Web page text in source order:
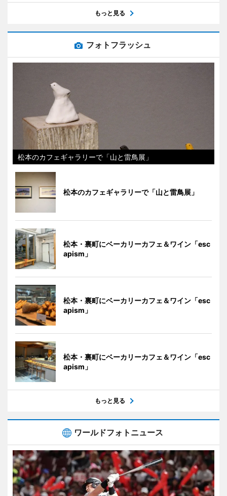
もっと見る
フォトフラッシュ
松本のカフェギャラリーで「山と雷鳥展」
松本のカフェギャラリーで「山と雷鳥展」
松本・裏町にベーカリーカフェ＆ワイン「esc
apism」
松本・裏町にベーカリーカフェ＆ワイン「esc
apism」
松本・裏町にベーカリーカフェ＆ワイン「esc
apism」
もっと見る
ワールドフォトニュース